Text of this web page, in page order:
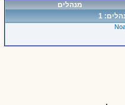
מנהלים
1